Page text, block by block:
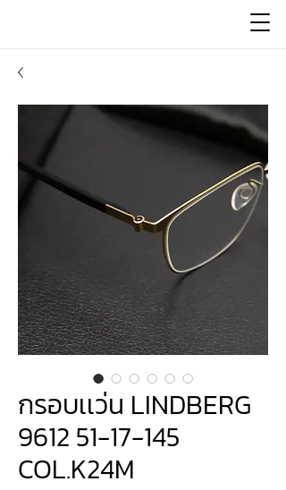
กรอบเเว่น LINDBERG
9612 51-17-145
COL.K24M